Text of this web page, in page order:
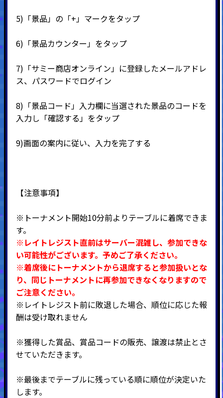
5) 「景品」の「+」マークをタップ
6) 「景品カウンター」をタップ
7) 「サミー商店オンライン」に登録したメールアドレ
ス、パスワードでログイン
8) 「景品コード」入力欄に当選された景品のコードを
入力し「確認する」をタップ
9)画面の案内に従い、入力を完了する
【注意事項】
※トーナメント開始10分前よりテーブルに着席できま
す。
※レイトレジスト直前はサーバー混雑し、参加できな
い可能性がございます。予めご了承ください。
※着席後にトーナメントから退席すると参加扱いとな
り、同じトーナメントに再参加できなくなりますので
ご注意ください。
※レイトレジスト前に敗退した場合、順位に応じた報
酬は受け取れません
※獲得した賞品、賞品コードの販売、譲渡は禁止とさ
せていただきます。
※最後までテーブルに残っている順に順位が決定いた
します。